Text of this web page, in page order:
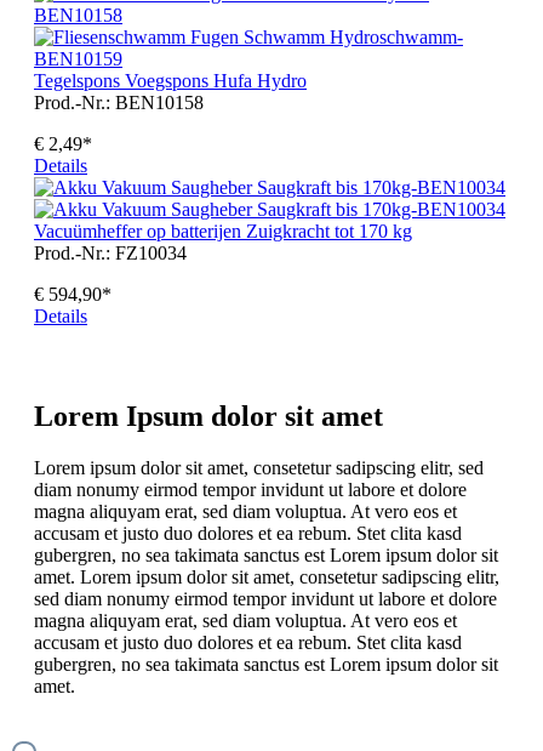
Tegelspons Voegspons Hufa Hydro
Prod.-Nr.: BEN10158
€ 2,49*
Details
Vacuümheffer op batterijen Zuigkracht tot 170 kg
Prod.-Nr.: FZ10034
€ 594,90*
Details
Lorem Ipsum dolor sit amet
Lorem ipsum dolor sit amet, consetetur sadipscing elitr, sed
diam nonumy eirmod tempor invidunt ut labore et dolore
magna aliquyam erat, sed diam voluptua. At vero eos et
accusam et justo duo dolores et ea rebum. Stet clita kasd
gubergren, no sea takimata sanctus est Lorem ipsum dolor sit
amet. Lorem ipsum dolor sit amet, consetetur sadipscing elitr,
sed diam nonumy eirmod tempor invidunt ut labore et dolore
magna aliquyam erat, sed diam voluptua. At vero eos et
accusam et justo duo dolores et ea rebum. Stet clita kasd
gubergren, no sea takimata sanctus est Lorem ipsum dolor sit
amet.